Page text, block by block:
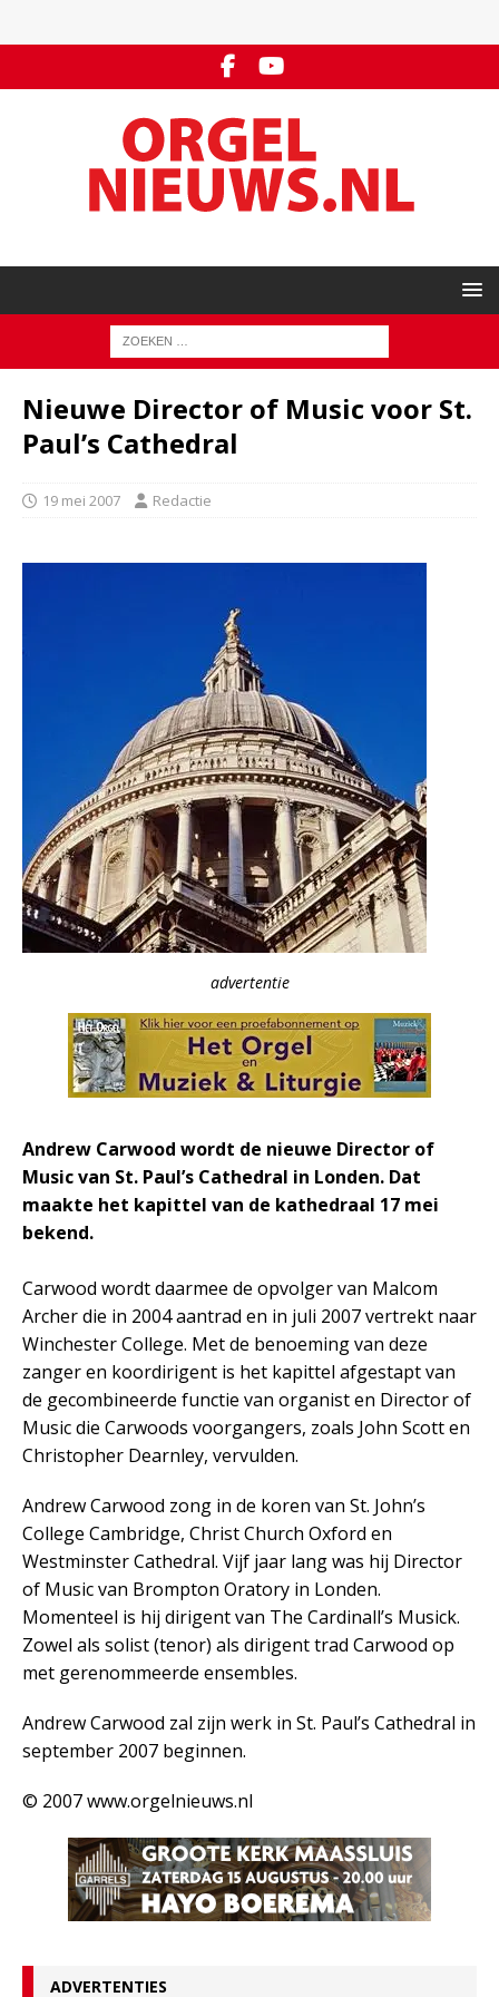
Nieuwe Director of Music voor St.
Paul’s Cathedral
19 mei 2007 Redactie
advertentie
Andrew Carwood wordt de nieuwe Director of
Music van St. Paul’s Cathedral in Londen. Dat
maakte het kapittel van de kathedraal 17 mei
bekend.
Carwood wordt daarmee de opvolger van Malcom
Archer die in 2004 aantrad en in juli 2007 vertrekt naar
Winchester College. Met de benoeming van deze
zanger en koordirigent is het kapittel afgestapt van
de gecombineerde functie van organist en Director of
Music die Carwoods voorgangers, zoals John Scott en
Christopher Dearnley, vervulden.
Andrew Carwood zong in de koren van St. John’s
College Cambridge, Christ Church Oxford en
Westminster Cathedral. Vijf jaar lang was hij Director
of Music van Brompton Oratory in Londen.
Momenteel is hij dirigent van The Cardinall’s Musick.
Zowel als solist (tenor) als dirigent trad Carwood op
met gerenommeerde ensembles.
Andrew Carwood zal zijn werk in St. Paul’s Cathedral in
september 2007 beginnen.
© 2007 www.orgelnieuws.nl
ADVERTENTIES